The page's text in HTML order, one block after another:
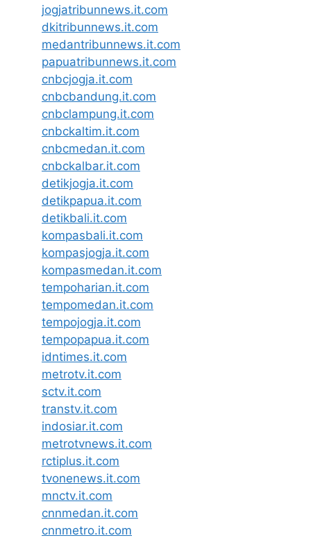
jogjatribunnews.it.com
dkitribunnews.it.com
medantribunnews.it.com
papuatribunnews.it.com
cnbcjogja.it.com
cnbcbandung.it.com
cnbclampung.it.com
cnbckaltim.it.com
cnbcmedan.it.com
cnbckalbar.it.com
detikjogja.it.com
detikpapua.it.com
detikbali.it.com
kompasbali.it.com
kompasjogja.it.com
kompasmedan.it.com
tempoharian.it.com
tempomedan.it.com
tempojogja.it.com
tempopapua.it.com
idntimes.it.com
metrotv.it.com
sctv.it.com
transtv.it.com
indosiar.it.com
metrotvnews.it.com
rctiplus.it.com
tvonenews.it.com
mnctv.it.com
cnnmedan.it.com
cnnmetro.it.com